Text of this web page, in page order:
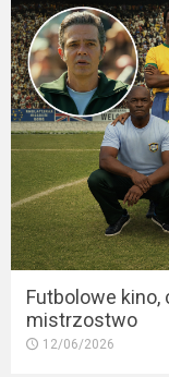
Futbolowe kino,
mistrzostwo
12/06/2026